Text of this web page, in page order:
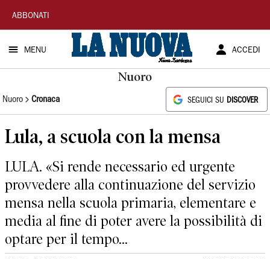
La
Nuova
Sardegna
ABBONATI
MENU ACCEDI
Nuoro
Nuoro Cronaca SEGUICI SU DISCOVER
Lula, a scuola con la mensa
LULA. «Si rende necessario ed urgente
provvedere alla continuazione del servizio
mensa nella scuola primaria, elementare e
media al fine di poter avere la possibilità di
optare per il tempo...